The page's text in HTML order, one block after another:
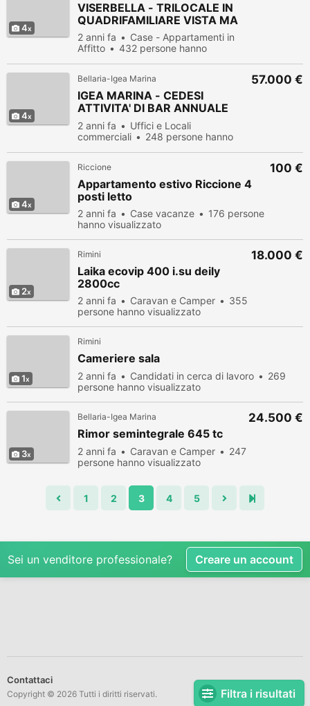
Filtra i risultati
4
VISERBELLA - TRILOCALE IN
QUADRIFAMILIARE VISTA MA
2 anni fa
Case - Appartamenti in
Affitto
432 persone hanno
4
Bellaria-Igea Marina
IGEA MARINA - CEDESI
ATTIVITA' DI BAR ANNUALE
CON
2 anni fa
Uffici e Locali
commerciali
248 persone hanno
57.000 €
4
Riccione
Appartamento estivo Riccione 4
posti letto
2 anni fa Case vacanze
176 persone
hanno visualizzato
100 €
2
Rimini
Laika ecovip 400 i.su deily
2800cc
2 anni fa Caravan e Camper
355
persone hanno visualizzato
18.000 €
1
Rimini
Cameriere sala
2 anni fa Candidati in cerca di lavoro
269
persone hanno visualizzato
3
Bellaria-Igea Marina
Rimor semintegrale 645 tc
2 anni fa Caravan e Camper
247
persone hanno visualizzato
24.500 €
1 2 3 4 5
Sei un venditore professionale? Creare un account
Contattaci
Copyright © 2026 Tutti i diritti riservati.